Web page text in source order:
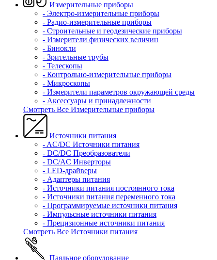
Измерительные приборы
- Электро-измерительные приборы
- Радио-измерительные приборы
- Строительные и геодезические приборы
- Измерители физических величин
- Бинокли
- Зрительные трубы
- Телескопы
- Контрольно-измерительные приборы
- Микроскопы
- Измерители параметров окружающей среды
- Аксессуары и принадлежности
Смотреть Все Измерительные приборы
Источники питания
- AC/DC Источники питания
- DC/DC Преобразователи
- DC/AC Инверторы
- LED-драйверы
- Адаптеры питания
- Источники питания постоянного тока
- Источники питания переменного тока
- Программируемые источники питания
- Импульсные источники питания
- Прецизионные источники питания
Смотреть Все Источники питания
Паяльное оборудование